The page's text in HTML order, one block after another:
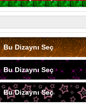
Bu Dizaynı Seç
Bu Dizaynı Seç
Bu Dizaynı Seç